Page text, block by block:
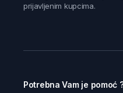
prijavljenim kupcima.
Potrebna Vam je pomoć